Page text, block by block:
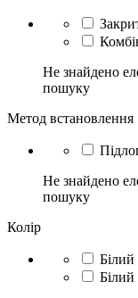
Не знайдено
пошуку
Метод встановлення
Не знайдено
пошуку
Колір
Білий